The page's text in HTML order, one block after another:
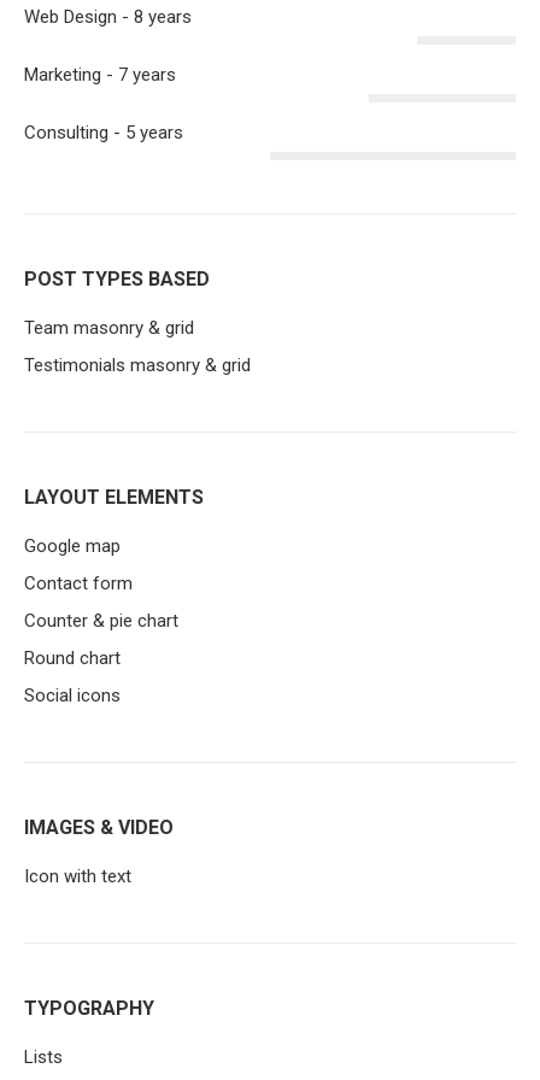
Web Design - 8 years
Marketing - 7 years
Consulting - 5 years
POST TYPES BASED
Team masonry & grid
Testimonials masonry & grid
LAYOUT ELEMENTS
Google map
Contact form
Counter & pie chart
Round chart
Social icons
IMAGES & VIDEO
Icon with text
TYPOGRAPHY
Lists